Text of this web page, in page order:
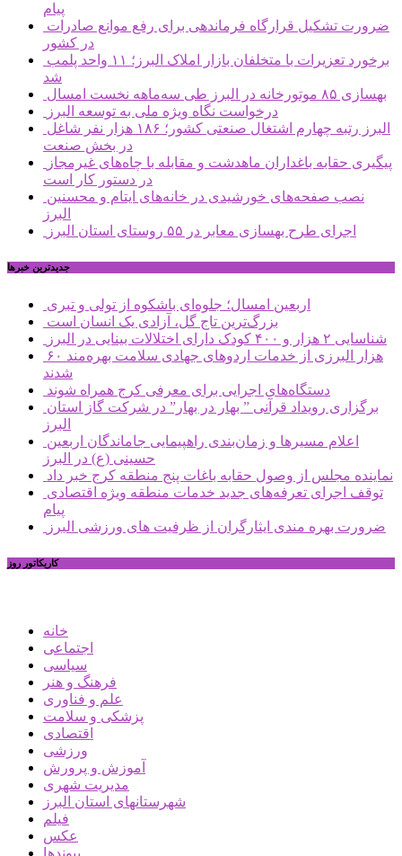
پیام
در کشور
شد
بهسازی ۸۵ موتورخانه در البرز طی سه‌ماهه نخست امسال
درخواست نگاه ویژه ملی به توسعه البرز
در بخش صنعت
در دستور کار است
البرز
اجرای طرح بهسازی معابر در ۵۵ روستای استان البرز
جديدترين خبرها
اربعین امسال؛ جلوه‌ای باشکوه از تولی و تبری
بزرگ‌ترین تاج گل، آزادی یک انسان است
شناسایی ۲ هزار و ۴۰۰ کودک دارای اختلالات بینایی در البرز
۶۰ هزار البرزی از خدمات اردوهای جهادی سلامت بهره‌مند
شدند
دستگاه‌های اجرایی برای معرفی کرج همراه شوند
البرز
حسینی (ع) در البرز
نماینده مجلس از وصول حقابه باغات پنج منطقه کرج خبر داد
پیام
ضرورت بهره مندی ایثارگران از ظرفیت های ورزشی البرز
کاریکاتور روز
خانه
اجتماعی
سیاسی
فرهنگ و هنر
علم و فناوری
پزشکی و سلامت
اقتصادی
ورزشی
آموزش و پرورش
مدیریت شهری
شهرستانهای استان البرز
فیلم
عکس
پیوندها